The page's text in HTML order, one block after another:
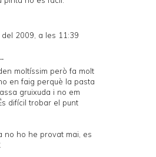
2009, a les 11:39
moltíssim però fa molt
en faig perquè la pasta
gruixuda i no em
difícil trobar el punt
no ho he provat mai, es